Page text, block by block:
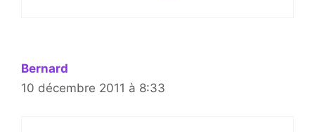
Bernard
10 décembre 2011 à 8:33